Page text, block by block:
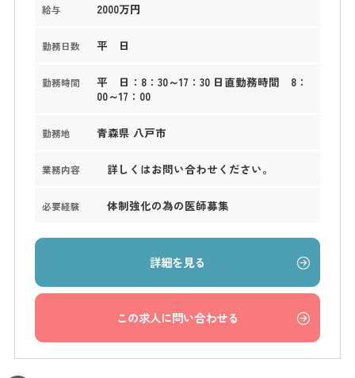
給与 2000万円
勤務日数 平 日
勤務時間
平 日：8：30～17：30 日直勤務時間 8：
00～17：00
勤務地 青森県 八戸市
業務内容 詳しくはお問い合わせください。
必要経験 体制強化の為の医師募集
詳細を見る
この求人に問い合わせる